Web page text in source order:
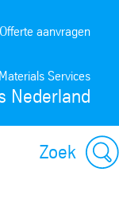
Materials Services
Nederland
Offerte aanvragen
Zoek